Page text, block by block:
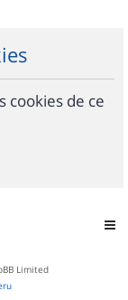
cookies de ce
Limited